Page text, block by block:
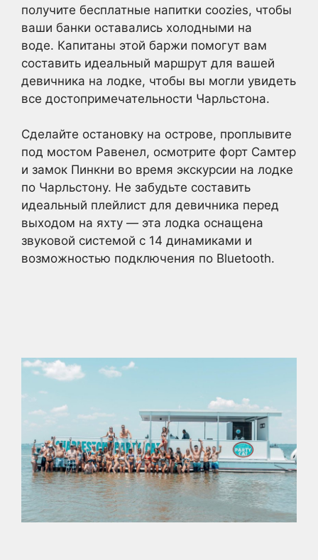
получите бесплатные напитки coozies, чтобы
ваши банки оставались холодными на
воде. Капитаны этой баржи помогут вам
составить идеальный маршрут для вашей
девичника на лодке, чтобы вы могли увидеть
все достопримечательности Чарльстона.
Сделайте остановку на острове, проплывите
под мостом Равенел, осмотрите форт Самтер
и замок Пинкни во время экскурсии на лодке
по Чарльстону. Не забудьте составить
идеальный плейлист для девичника перед
выходом на яхту — эта лодка оснащена
звуковой системой с 14 динамиками и
возможностью подключения по Bluetooth.